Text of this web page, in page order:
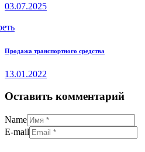
03.07.2025
Продажа транспортного средства
13.01.2022
Оставить комментарий
Name
E-mail